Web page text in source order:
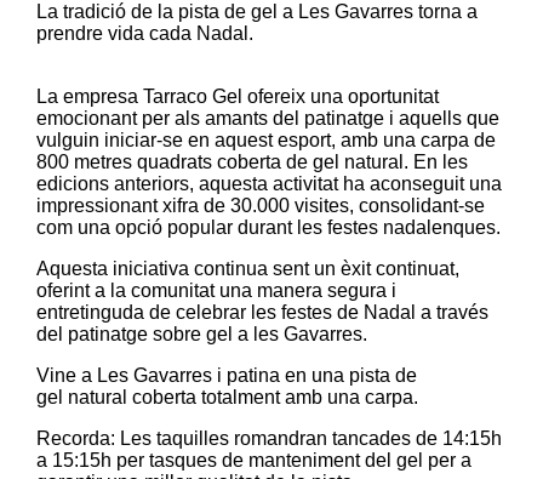
La tradició de la pista de gel a Les Gavarres torna a
prendre vida cada Nadal.
La empresa Tarraco Gel ofereix una oportunitat
emocionant per als amants del patinatge i aquells que
vulguin iniciar-se en aquest esport, amb una carpa de
800 metres quadrats coberta de gel natural. En les
edicions anteriors, aquesta activitat ha aconseguit una
impressionant xifra de 30.000 visites, consolidant-se
com una opció popular durant les festes nadalenques.
Aquesta iniciativa continua sent un èxit continuat,
oferint a la comunitat una manera segura i
entretinguda de celebrar les festes de Nadal a través
del patinatge sobre gel a les Gavarres.
Vine a Les Gavarres i patina en una pista de
gel natural coberta totalment amb una carpa.
Recorda: Les taquilles romandran tancades de 14:15h
a 15:15h per tasques de manteniment del gel per a